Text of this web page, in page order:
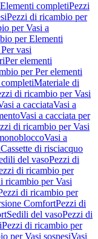
Elementi completiPezzi
Pezzi di ricambio per
per Vasi a
per Elementi
vasi
Per elementi
per Per elementi
Materiale di
di ricambio per Vasi
a cacciataVasi a
Vasi a cacciata per
di ricambio per Vasi
Vasi a
Cassette di risciacquo
del vasoPezzi di
di ricambio per
ricambio per Vasi
di ricambio per
ComfortPezzi di
Sedili del vasoPezzi di
Pezzi di ricambio per
per Vasi sospesiVasi